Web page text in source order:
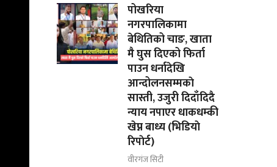
पोखरिया
नगरपालिकामा
बेथितिको चाङ, खाता
मै घुस दिएको फिर्ता
पाउन धर्नादेखि
आन्दोलनसम्मकाे
सास्ती, उजुरी दिदाँदिदै
न्याय नपाएर धाकधम्की
खेप्न बाध्य (भिडियाे
रिपाेर्ट)
वीरगंज सिटी